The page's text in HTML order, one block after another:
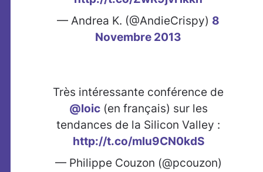
— Andrea K. (@AndieCrispy) 8
Novembre 2013
Très intéressante conférence de
@loic(en français) sur les
tendances de la Silicon Valley :
http://t.co/mlu9CN0kdS
— Philippe Couzon (@pcouzon)